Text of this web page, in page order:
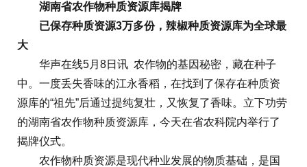
湖南省农作物种质资源库揭牌
已保存种质资源3万多份，辣椒种质资源库为全球最
大
华声在线5月8日讯 农作物的基因秘密，藏在种子
中。一度丢失香味的江永香稻，在找到了保存在种质资
源库的“祖先”后通过提纯复壮，又恢复了香味。立下功劳
的湖南省农作物种质资源库，今天在省农科院内举行了
揭牌仪式。
农作物种质资源是现代种业发展的物质基础，是国